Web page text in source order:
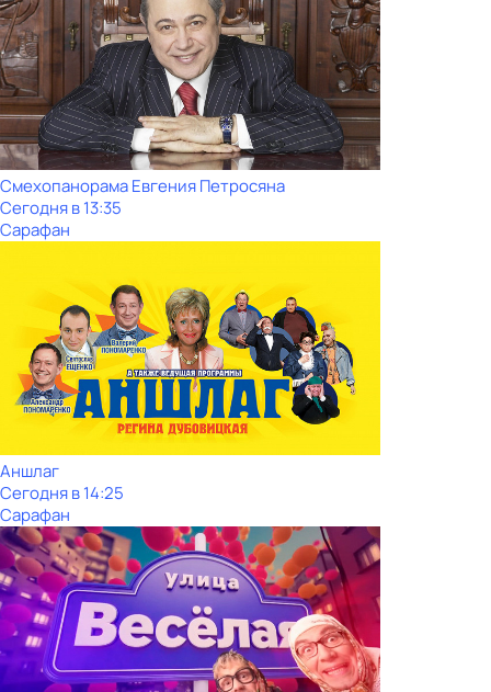
Смехопанорама Евгения Петросяна
Сегодня в 13:35
Сарафан
Аншлаг
Сегодня в 14:25
Сарафан